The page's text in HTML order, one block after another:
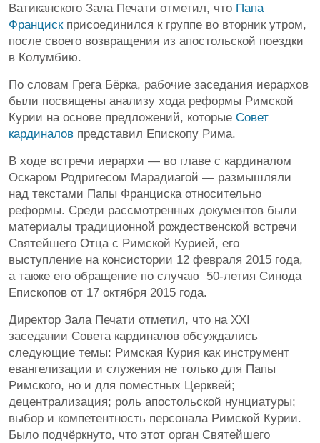
Ватиканского Зала Печати отметил, что Папа
Францискприсоединился к группе во вторник утром,
после своего возвращения из апостольской поездки
в Колумбию.
По словам Грега Бёрка, рабочие заседания иерархов
были посвящены анализу хода реформы Римской
Курии на основе предложений, которые Совет
кардиналов представил Епископу Рима.
В ходе встречи иерархи — во главе с кардиналом
Оскаром Родригесом Марадиагой — размышляли
над текстами Папы Франциска относительно
реформы. Среди рассмотренных документов были
материалы традиционной рождественской встречи
Святейшего Отца с Римской Курией, его
выступление на консистории 12 февраля 2015 года,
а также его обращение по случаю 50-летия Синода
Епископов от 17 октября 2015 года.
Директор Зала Печати отметил, что на XXI
заседании Совета кардиналов обсуждались
следующие темы: Римская Курия как инструмент
евангелизации и служения не только для Папы
Римского, но и для поместных Церквей;
децентрализация; роль апостольской нунциатуры;
выбор и компетентность персонала Римской Курии.
Было подчёркнуто, что этот орган Святейшего